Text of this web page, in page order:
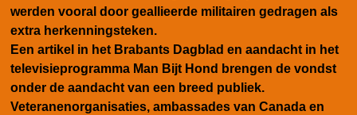
werden vooral door geallieerde militairen gedragen als
extra herkenningsteken.
Een artikel in het Brabants Dagblad en aandacht in het
televisieprogramma Man Bijt Hond brengen de vondst
onder de aandacht van een breed publiek.
Veteranenorganisaties, ambassades van Canada en